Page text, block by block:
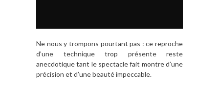
Ne nous y trompons pourtant pas : ce reproche
d’une technique trop présente reste
anecdotique tant le spectacle fait montre d’une
précision et d’une beauté impeccable.